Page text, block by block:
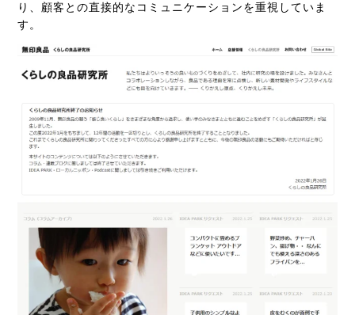
り、顧客との直接的なコミュニケーションを重視していま
す。